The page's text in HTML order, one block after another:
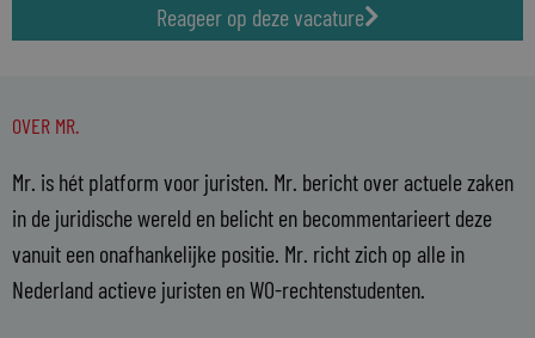
Reageer op deze vacature
OVER MR.
Mr. is hét platform voor juristen. Mr. bericht over actuele zaken
in de juridische wereld en belicht en becommentarieert deze
vanuit een onafhankelijke positie. Mr. richt zich op alle in
Nederland actieve juristen en WO-rechtenstudenten.